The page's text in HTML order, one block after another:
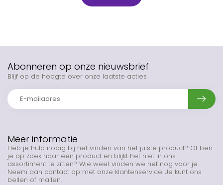
Meer informatie
Heb je hulp nodig bij het vinden van het juiste product? Of ben
je op zoek naar een product en blijkt het niet in ons
assortiment te zitten? Wie weet vinden we het nog voor je.
Neem dan contact op met onze klantenservice. Je kunt ons
bellen of mailen.
Abonneren op onze nieuwsbrief
Blijf op de hoogte over onze laatste acties